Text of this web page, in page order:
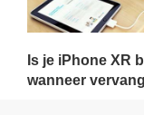
Is je iPhone XR
wanneer